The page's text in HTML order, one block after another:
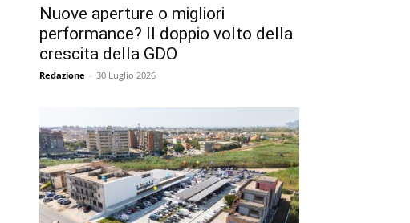
Nuove aperture o migliori
performance? Il doppio volto della
crescita della GDO
Redazione - 30 Luglio 2026